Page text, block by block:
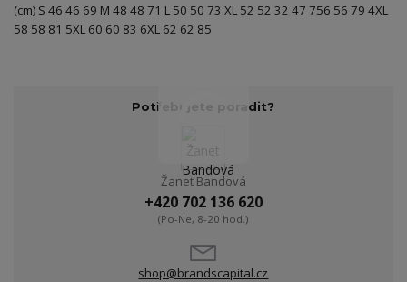
(cm) S 46 46 69 M 48 48 71 L 50 50 73 XL 52 52 32 47 756 56 79 4XL
58 58 81 5XL 60 60 83 6XL 62 62 85
Potřebujete poradit?
Žanet Bandová
+420 702 136 620
(Po-Ne, 8-20 hod.)
shop@brandscapital.cz